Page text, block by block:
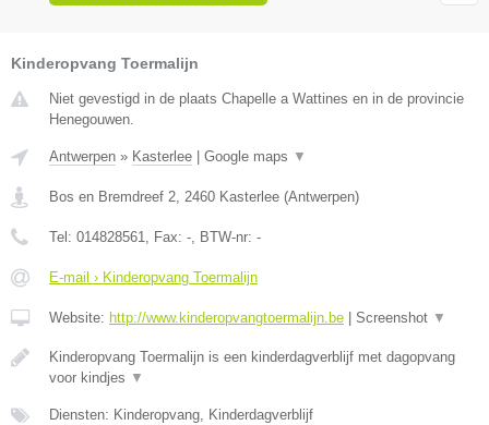
Kinderopvang Toermalijn
Niet gevestigd in de plaats Chapelle a Wattines en in de provincie
Henegouwen.
Antwerpen » Kasterlee Google maps ▼
Bos en Bremdreef 2, 2460 Kasterlee (Antwerpen)
Tel: 014828561, Fax: -, BTW-nr: -
E-mail › Kinderopvang Toermalijn
Website: http://www.kinderopvangtoermalijn.be Screenshot ▼
Kinderopvang Toermalijn is een kinderdagverblijf met dagopvang
voor kindjes ▼
Diensten: Kinderopvang, Kinderdagverblijf